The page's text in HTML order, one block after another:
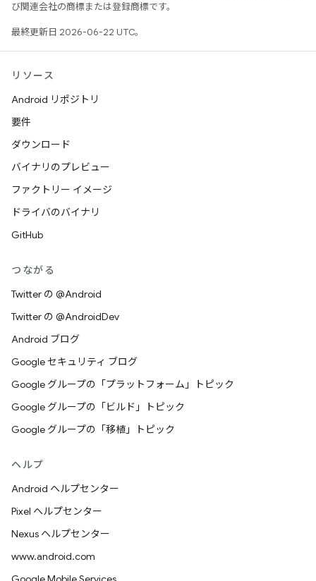
び関連会社の商標または登録商標です。
最終更新日 2026-06-22 UTC。
リソース
Android リポジトリ
要件
ダウンロード
バイナリのプレビュー
ファクトリー イメージ
ドライバのバイナリ
GitHub
つながる
Twitter の @Android
Twitter の @AndroidDev
Android ブログ
Google セキュリティ ブログ
Google グループの「プラットフォーム」トピック
Google グループの「ビルド」トピック
Google グループの「移植」トピック
ヘルプ
Android ヘルプセンター
Pixel ヘルプセンター
Nexus ヘルプセンター
www.android.com